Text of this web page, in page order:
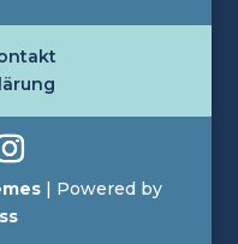
| Powered by